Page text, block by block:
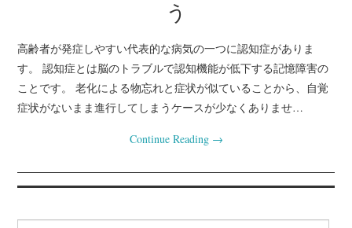
動かないことで起きる
病気に要注意
生活不活発病になる原
老人性うつになる原因
と対策
う
高齢者が発症しやすい代表的な病気の一つに認知症がありま
す。 認知症とは脳のトラブルで認知機能が低下する記憶障害の
ことです。 老化による物忘れと症状が似ていることから、自覚
症状がないまま進行してしまうケースが少なくありませ…
Continue Reading →